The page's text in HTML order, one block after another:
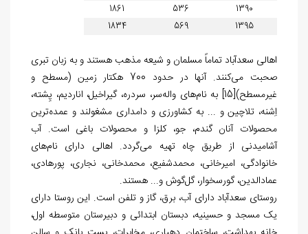
1390
536
1861
1395
569
1834
اهالی سعدآباد تماماً مسلمان و شیعه مذهب هستند و به زبان تبری
صحبت می‌کنند. آنها در حدود 700 هکتار زمین (مسطح و
غیرمسطح)[15]
به نام‌های واله‌سر، سردره، گیراخیل، اناردیم، پِشته،
اِشنه، تلاچین و ... به کشاورزی و دامداری مشغولند و عمده‌ترین
محصولات آنان گندم، جو، کلزا و محصولات باغی است. آب
آشامیدنی از طریق چاه تهیه می‌گردد. اهالی دارای نام‌های
خانوادگی، امیرخانی، محمدشفیع، محمدخانی، نجاری، پورهادی،
عمادالدین، گورسخوار، گل‌گوش و... هستند.
روستای سعدآباد دارای آب، برق، گاز و تلفن است. این روستا دارای
یک مسجد و حسینیه، دبستان ابتدائی و دبیرستان متوسطه اول،